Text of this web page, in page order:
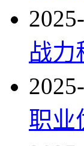
战力
职业